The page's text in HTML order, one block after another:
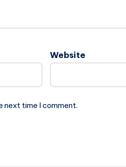
Website
next time I comment.